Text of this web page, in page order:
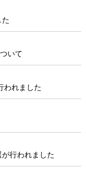
いて
れました
行われました